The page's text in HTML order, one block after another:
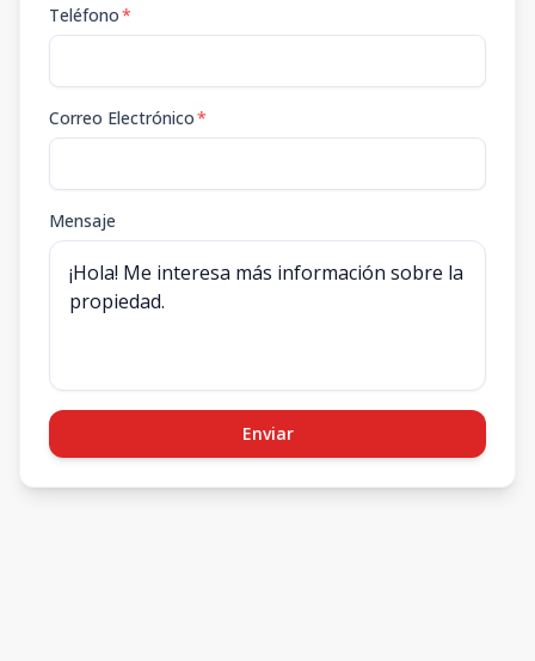
Teléfono*
Correo Electrónico*
Mensaje
Enviar